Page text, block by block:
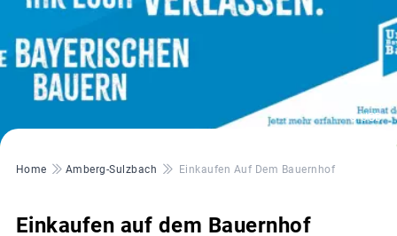
© UBB
Pfadnavigation
Home Amberg-Sulzbach Einkaufen Auf Dem Bauernhof
Einkaufen auf dem Bauernhof